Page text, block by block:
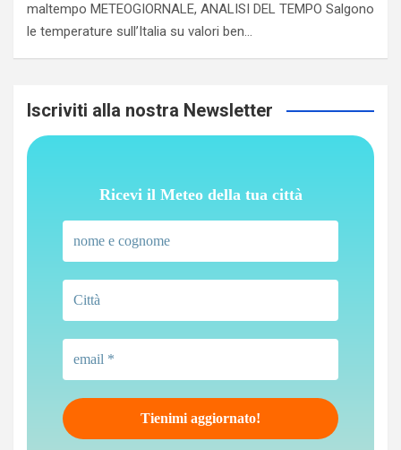
maltempo METEOGIORNALE, ANALISI DEL TEMPO Salgono
le temperature sull’Italia su valori ben…
Iscriviti alla nostra Newsletter
Ricevi il Meteo della tua città